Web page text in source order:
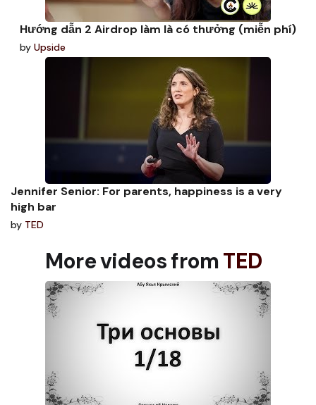
Hướng dẫn 2 Airdrop làm là có thưởng (miễn phí)
by Upside
Jennifer Senior: For parents, happiness is a very
high bar
by TED
More videos fromTED